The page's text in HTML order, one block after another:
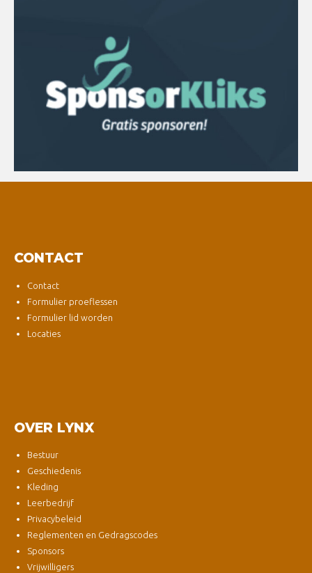
CONTACT
Contact
Formulier proeflessen
Formulier lid worden
Locaties
OVER LYNX
Bestuur
Geschiedenis
Kleding
Leerbedrijf
Privacybeleid
Reglementen en Gedragscodes
Sponsors
Vrijwilligers